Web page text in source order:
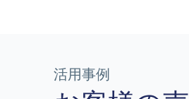
活用事例